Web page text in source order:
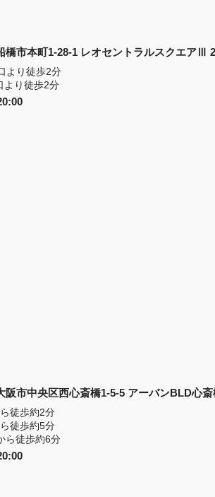
橋市本町1-28-1 レオセントラルスクエアⅢ
より徒歩2分
より徒歩2分
阪市中央区西心斎橋1-5-5 アーバンBLD心
徒歩約2分
徒歩約5分
ら徒歩約6分